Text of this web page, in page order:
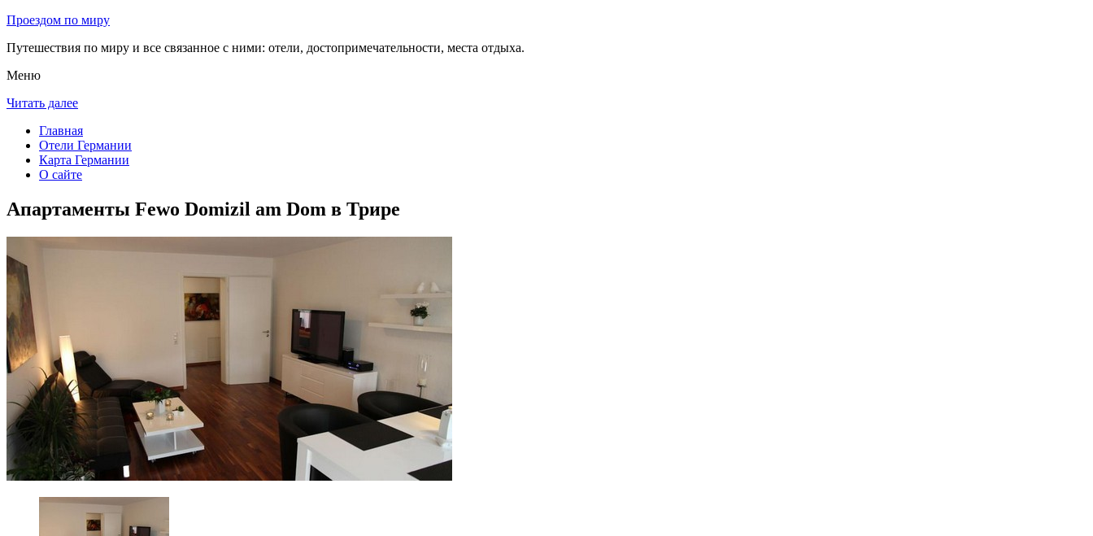
Проездом по миру
Путешествия по миру и все связанное с ними: отели, достопримечательности, места отдыха.
Меню
Читать далее
Главная
Отели Германии
Карта Германии
О сайте
Апартаменты Fewo Domizil am Dom в Трире